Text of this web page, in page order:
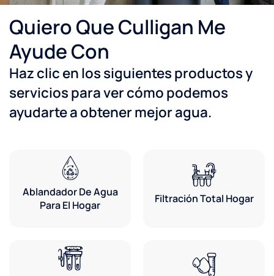
Quiero Que Culligan Me
Ayude Con
Haz clic en los siguientes productos y
servicios para ver cómo podemos
ayudarte a obtener mejor agua.
Ablandador De Agua
Para El Hogar
Filtración Total Hogar